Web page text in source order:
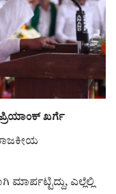
ಖರ್ಗೆ
ಎಲ್ಲೆಲ್ಲಿ